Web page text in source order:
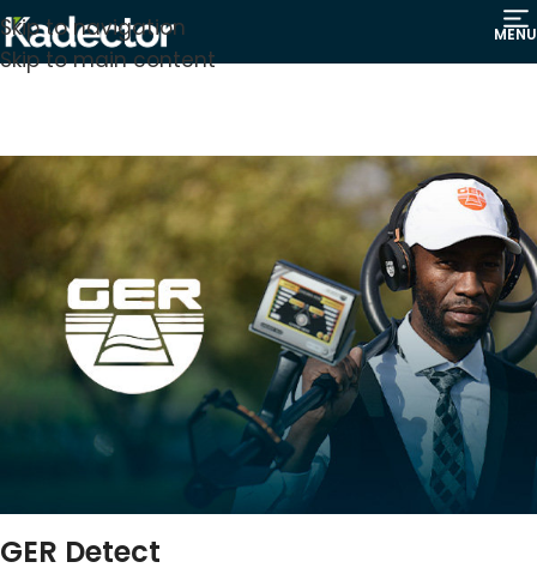
Skip to navigation
Skip to main content
MENU
GER Detect